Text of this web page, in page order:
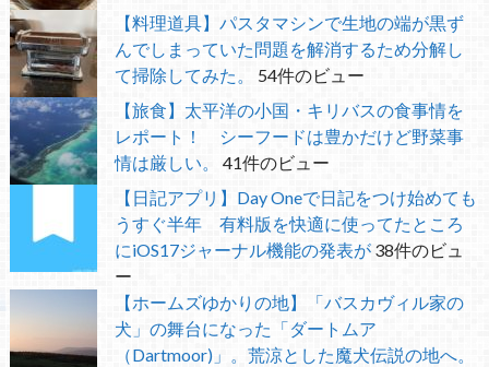
【料理道具】パスタマシンで生地の端が黒ず
んでしまっていた問題を解消するため分解し
て掃除してみた。
54件のビュー
【旅食】太平洋の小国・キリバスの食事情を
レポート！ シーフードは豊かだけど野菜事
情は厳しい。
41件のビュー
【日記アプリ】Day Oneで日記をつけ始めても
うすぐ半年 有料版を快適に使ってたところ
にiOS17ジャーナル機能の発表が 38件のビュ
ー
【ホームズゆかりの地】「バスカヴィル家の
犬」の舞台になった「ダートムア
（Dartmoor)」。荒涼とした魔犬伝説の地へ。